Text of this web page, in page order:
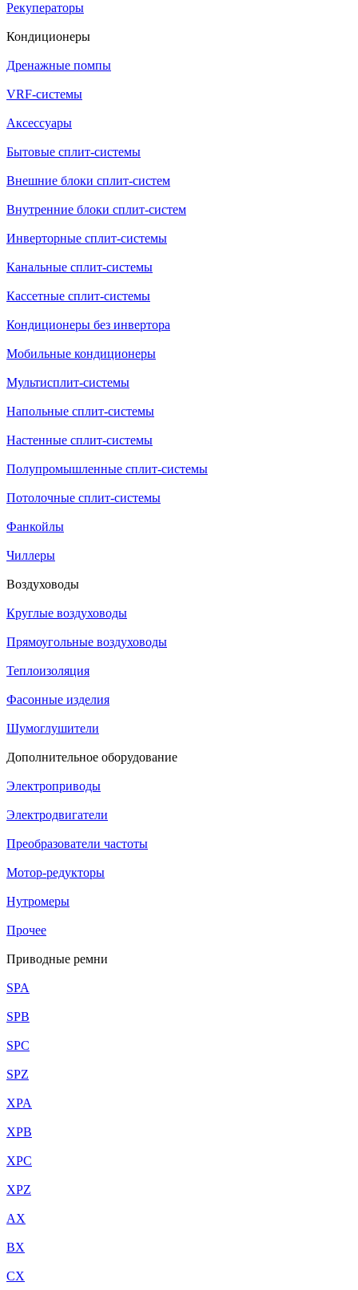
Рекуператоры
Кондиционеры
Дренажные помпы
VRF-системы
Аксессуары
Бытовые сплит-системы
Внешние блоки сплит-систем
Внутренние блоки сплит-систем
Инверторные сплит-системы
Канальные сплит-системы
Кассетные сплит-системы
Кондиционеры без инвертора
Мобильные кондиционеры
Мультисплит-системы
Напольные сплит-системы
Настенные сплит-системы
Полупромышленные сплит-системы
Потолочные сплит-системы
Фанкойлы
Чиллеры
Воздуховоды
Круглые воздуховоды
Прямоугольные воздуховоды
Теплоизоляция
Фасонные изделия
Шумоглушители
Дополнительное оборудование
Электроприводы
Электродвигатели
Преобразователи частоты
Мотор-редукторы
Нутромеры
Прочее
Приводные ремни
SPA
SPB
SPC
SPZ
XPA
XPB
XPC
XPZ
AX
BX
CX